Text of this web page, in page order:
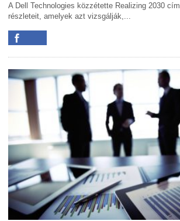
A Dell Technologies közzétette Realizing 2030
részleteit, amelyek azt vizsgálják,...